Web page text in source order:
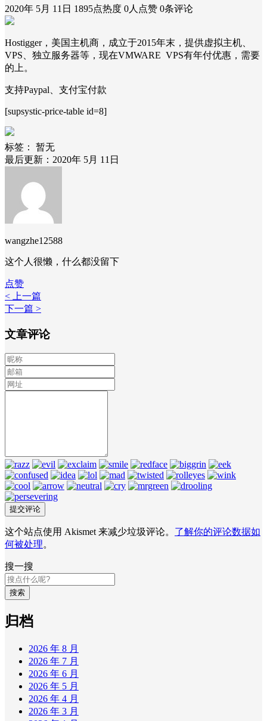
2020年 5月 11日 1895点热度 0人点赞 0条评论
Hostigger，美国主机商，成立于2015年末，提供虚拟主机、
VPS、独立服务器等，现在VMWARE VPS有年付优惠，需要
的上。
支持Paypal、支付宝付款
[supsystic-price-table id=8]
标签：
暂无
最后更新：2020年 5月 11日
wangzhe12588
这个人很懒，什么都没留下
点赞
< 上一篇
下一篇 >
文章评论
这个站点使用 Akismet 来减少垃圾评论。 了解你的评论数据如
何被处理。
搜一搜
搜索
归档
2026 年 8 月
2026 年 7 月
2026 年 6 月
2026 年 5 月
2026 年 4 月
2026 年 3 月